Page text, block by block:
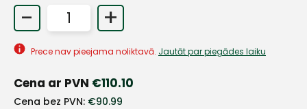
- +
Prece nav pieejama noliktavā. Jautāt par piegādes laiku
Cena ar PVN €110.10
Cena bez PVN: €90.99
+